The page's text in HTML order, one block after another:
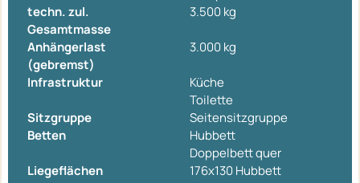
techn. zul.
Gesamtmasse
3.500 kg
Anhängerlast
(gebremst)
3.000 kg
Infrastruktur
Küche
Toilette
Sitzgruppe
Seitensitzgruppe
Betten
Hubbett
Doppelbett quer
Liegeflächen
176x130 Hubbett